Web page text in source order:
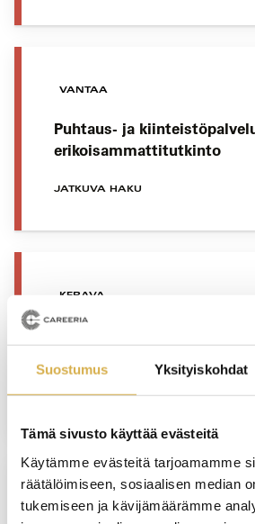
Suostumus Yksityiskohdat
Tämä sivusto käyttää evästeitä
Käytämme evästeitä tarjoamamme
räätälöimiseen, sosiaalisen median
tukemiseen ja kävijämäärämme
VANTAA
Puhtaus- ja
erikoisammattitutkinto
JATKUVA HAKU
KERAVA
JATKUVA HAKU
VERKKOTOTEUTUS